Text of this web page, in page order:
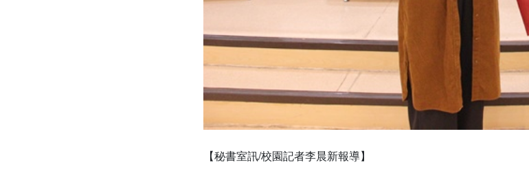
【秘書室訊/校園記者李晨新報導】